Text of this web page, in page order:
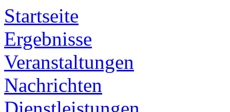
Startseite
Ergebnisse
Veranstaltungen
Nachrichten